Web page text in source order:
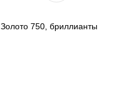
Золото 750, бриллианты